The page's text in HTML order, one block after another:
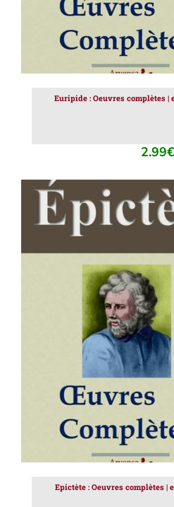
Euripide : Oeuvres complètes |
2.99€
AJOUTER AU PANIER /
Epictète : Oeuvres complètes |